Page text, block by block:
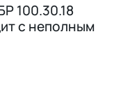
100.30.18
с неполным